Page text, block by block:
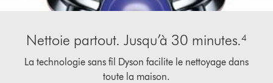
Nettoie partout. Jusqu’à 30 minutes.⁴
La technologie sans fil Dyson facilite le nettoyage dans
toute la maison.